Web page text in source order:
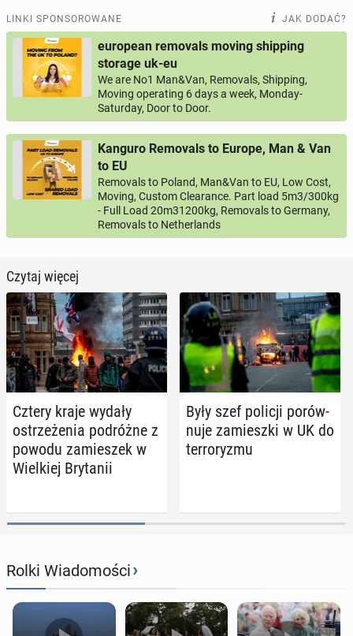
LINKI SPONSOROWANE JAK DODAĆ?
european removals moving shipping
storage uk-eu
We are No1 Man&Van, Removals, Shipping,
Moving operating 6 days a week, Monday-
Saturday, Door to Door.
Kanguro Removals to Europe, Man & Van
to EU
Removals to Poland, Man&Van to EU, Low Cost,
Moving, Custom Clearance. Part load 5m3/300kg
- Full Load 20m31200kg, Removals to Germany,
Removals to Netherlands
Czytaj więcej
Cztery kraje wydały
ostrze­że­nia po­dróż­ne z
powodu za­mie­szek w
Wiel­kiej Bry­ta­nii
Były szef policji po­rów­
nu­je za­miesz­ki w UK do
ter­ro­ry­zmu
Rolki Wiadomości›